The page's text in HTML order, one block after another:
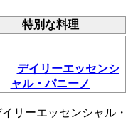
特別な料理
デイリーエッセンシ
ャル・パニーノ
リーエッセンシャル・